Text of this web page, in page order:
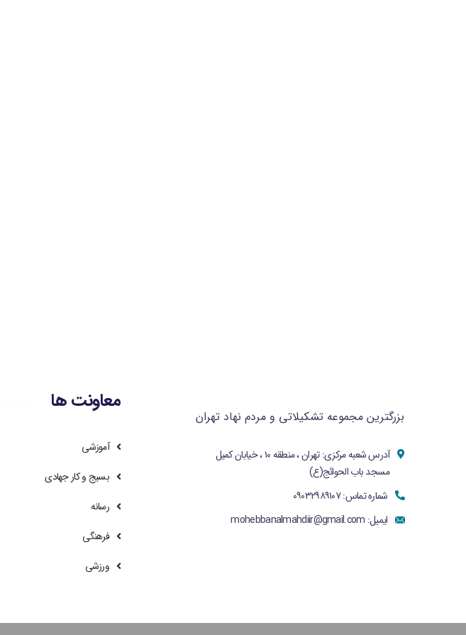
بزرگترین مجموعه تشکیلاتی و مردم نهاد تهران
آدرس شعبه مرکزی: تهران ، منطقه ۱۰ ، خیابان کمیل
مسجد باب الحوائج(ع)
شماره تماس: ۰۹۰۳۲۹۸۹۱۰۷
ایمیل: mohebbanalmahdiir@gmail.com
معاونت ها
آموزشی
بسیج و کار جهادی
رسانه
فرهنگی
ورزشی